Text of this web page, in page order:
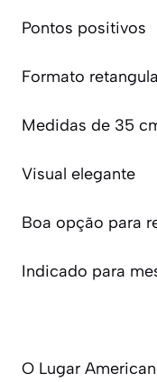
Pontos positivos
Formato
Medidas de 35
Visual elegante
Boa opção para
Indicado para
O Lugar